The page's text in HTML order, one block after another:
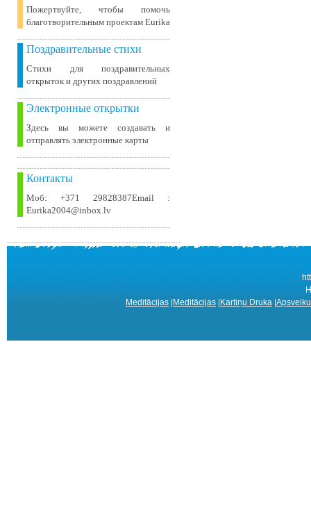
Пожертвуйте, чтобы помочь
благотворительным проектам Eurika
Поздравительные стихи
Стихи для поздравительных
открыток и других поздравлений
Электронные открытки
Здесь вы можете создавать и
отправлять электронные карты
Контакты
Моб: +371 29828387Email :
Eurika2004@inbox.lv
Meditācijas Meditācijas Kartiņu Druka